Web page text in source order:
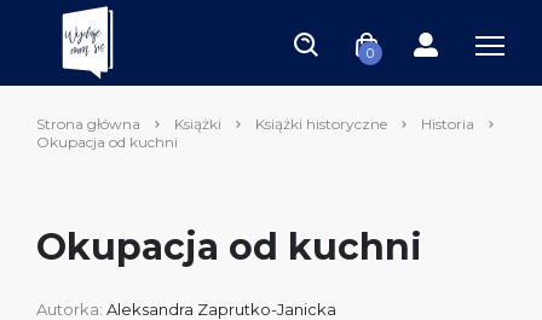
0
Strona główna Książki Książki historyczne
Historia
Okupacja od kuchni
Okupacja od kuchni
Autorka: Aleksandra Zaprutko-Janicka